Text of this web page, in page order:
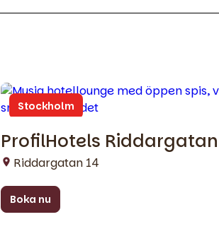
Stockholm
ProfilHotels Riddargatan
Riddargatan 14
Boka nu